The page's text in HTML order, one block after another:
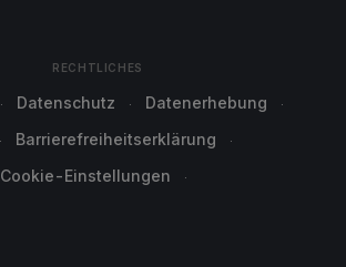
RECHTLICHES
Datenschutz
Datenerhebung
Barrierefreiheitserklärung
Cookie-Einstellungen